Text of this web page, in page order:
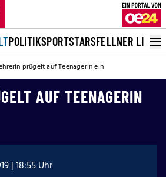
POLITIKSPORTSTARSFELLNER LIVE
prügelt auf Teenagerin ein
AUF TEENAGERIN
| 18:55 Uhr